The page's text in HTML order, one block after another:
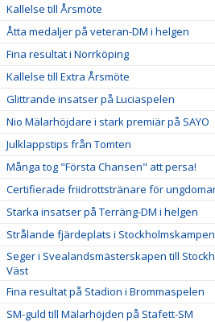
Kallelse till Årsmöte
Åtta medaljer på veteran-DM i helgen
Fina resultat i Norrköping
Kallelse till Extra Årsmöte
Glittrande insatser på Luciaspelen
Nio Mälarhöjdare i stark premiär på SAYO
Julklappstips från Tomten
Många tog "Första Chansen" att persa!
Certifierade friidrottstränare för
Starka insatser på Terräng-DM i helgen
Strålande fjärdeplats i
Seger i Svealandsmästerskapen till
Väst
Fina resultat på Stadion i Brommaspelen
SM-guld till Mälarhöjden på Stafett-SM